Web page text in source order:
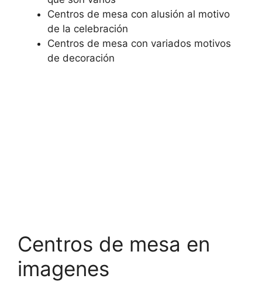
Centros de mesa con alusión al motivo
de la celebración
Centros de mesa con variados motivos
de decoración
Centros de mesa en
imagenes